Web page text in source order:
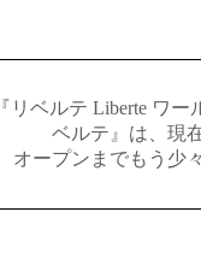
『リベルテ Liberte ワ
ベルテ』は、現
オープンまでもう少